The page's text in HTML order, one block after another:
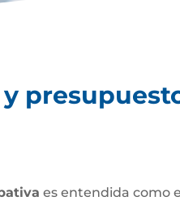
es entendida como